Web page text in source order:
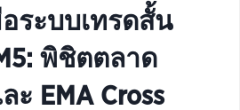
ระบบเทรดสั้น
พิชิตตลาด
ะ EMA Cross